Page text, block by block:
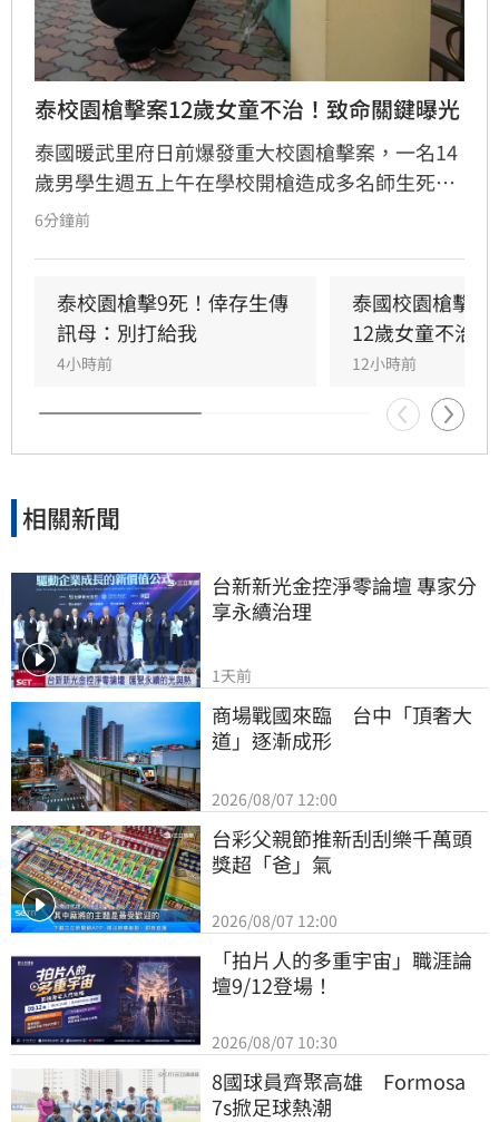
泰校園槍擊案12歲女童不治！致命關鍵曝光
泰國暖武里府日前爆發重大校園槍擊案，一名14
歲男學生週五上午在學校開槍造成多名師生死
傷，之後舉槍自盡，且嫌犯被懷疑案發前已在家
生後，泰國總理阿努廷（Anutin Charnvirakul）
隨即承諾推動新的槍枝管制法律，未來擬限制一
般民眾攜帶槍枝，僅允許執勤中的政府官員持
6分鐘前
泰校園槍擊9死！倖存生傳
訊母：別打給我
4小時前
泰國校園槍擊
12歲女童不治
12小時前
相關新聞
台新新光金控淨零論壇 專家分
享永續治理
1天前
商場戰國來臨　台中「頂奢大
道」逐漸成形
2026/08/07 12:00
台彩父親節推新刮刮樂千萬頭
獎超「爸」氣
2026/08/07 12:00
「拍片人的多重宇宙」職涯論
壇9/12登場！
2026/08/07 10:30
8國球員齊聚高雄　Formosa
7s掀足球熱潮